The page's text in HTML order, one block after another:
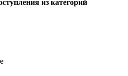
из категорий